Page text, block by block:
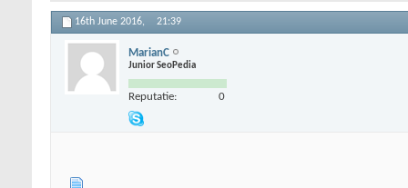
16th June 2016, 21:39
MarianC
Junior SeoPedia
Reputatie: 0